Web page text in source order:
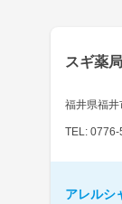
スギ薬
福井県福井
TEL:
アレルシ